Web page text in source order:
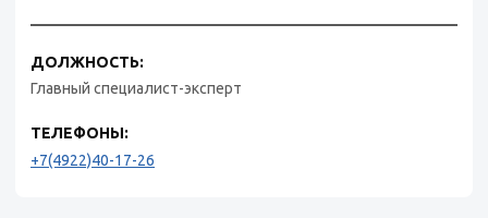
ДОЛЖНОСТЬ:
Главный специалист-эксперт
ТЕЛЕФОНЫ:
+7(4922)40-17-26